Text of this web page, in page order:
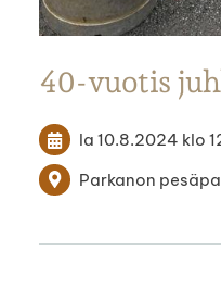
40-vuotis
la 10.8.2024 klo
Parkanon